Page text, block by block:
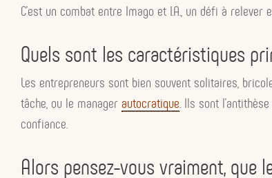
C’est un combat entre Imago et I.A., un défi à
Quels sont les caractéristiques
Les entrepreneurs sont bien souvent solitaires,
tâche, ou le manager autocratique. Ils sont
confiance.
Alors pensez-vous vraiment, que